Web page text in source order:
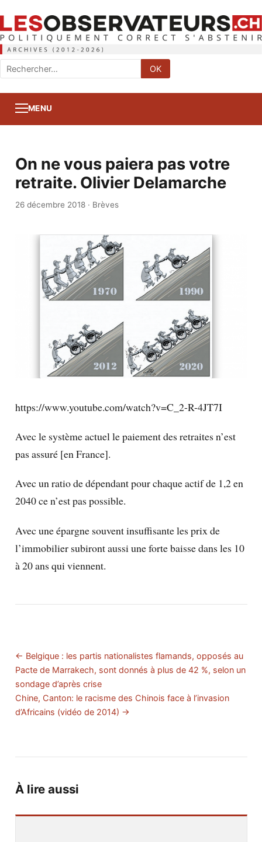
Rechercher
:
OK
MENU
On ne vous paiera pas votre
retraite. Olivier Delamarche
26 décembre 2018· Brèves
https://www.youtube.com/watch?v=C_2-R-4JT7I
Avec le système actuel le paiement des retraites n’est
pas assuré [en France].
Avec un ratio de dépendant pour chaque actif de 1,2 en
2040 ce n’est pas possible.
Avec une épargne souvent insuffisante les prix de
l’immobilier subiront aussi une forte baisse dans les 10
à 20 ans qui viennent.
← Belgique : les partis nationalistes flamands, opposés au
Pacte de Marrakech, sont donnés à plus de 42 %, selon un
sondage d’après crise
Chine, Canton: le racisme des Chinois face à l’invasion
d’Africains (vidéo de 2014) →
À lire aussi